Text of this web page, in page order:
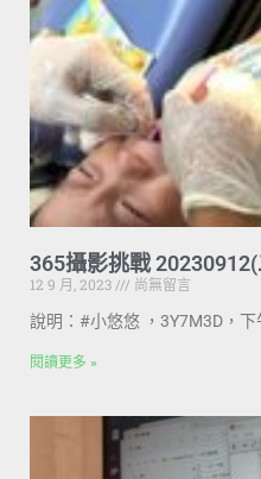
365攝影挑戰
12 9 月, 2023
尚無留言
說明：#小悠悠 ，3Y7M3D，
閱讀更多 »